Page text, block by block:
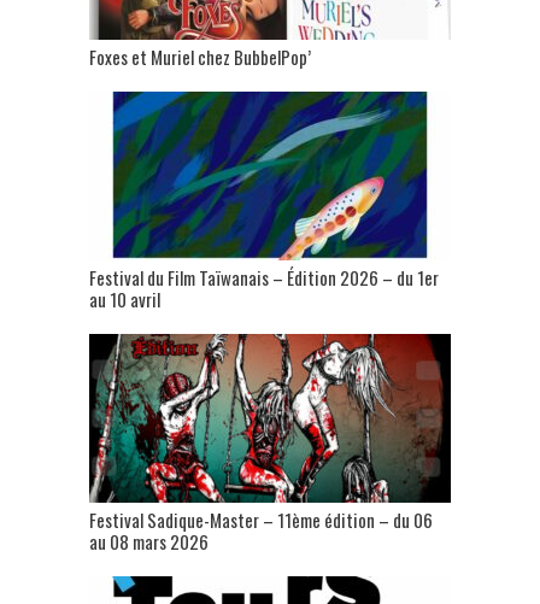
Foxes et Muriel chez BubbelPop’
Festival du Film Taïwanais – Édition 2026 – du 1er
au 10 avril
Festival Sadique-Master – 11ème édition – du 06
au 08 mars 2026